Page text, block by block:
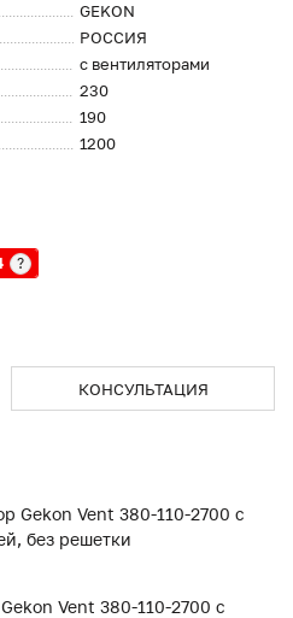
GEKON
РОССИЯ
с вентиляторами
230
190
1200
?
КОНСУЛЬТАЦИЯ
Vent 380-110-2700 с